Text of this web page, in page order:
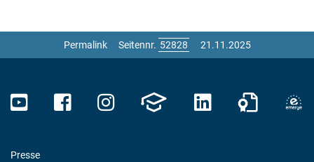
Permalink Seitennr. 21.11.2025
Presse